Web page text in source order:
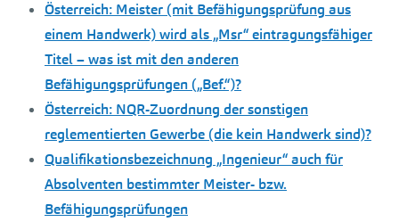
Österreich: Meister (mit Befähigungsprüfung aus
einem Handwerk) wird als „Msr“ eintragungsfähiger
Titel – was ist mit den anderen
Befähigungsprüfungen („Bef.“)?
Österreich: NQR-Zuordnung der sonstigen
reglementierten Gewerbe (die kein Handwerk sind)?
Qualifikationsbezeichnung „Ingenieur“ auch für
Absolventen bestimmter Meister- bzw.
Befähigungsprüfungen